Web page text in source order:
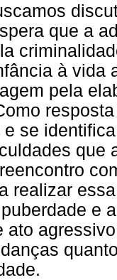
que a
à vida
pela
e se
que
realizar
e
ato